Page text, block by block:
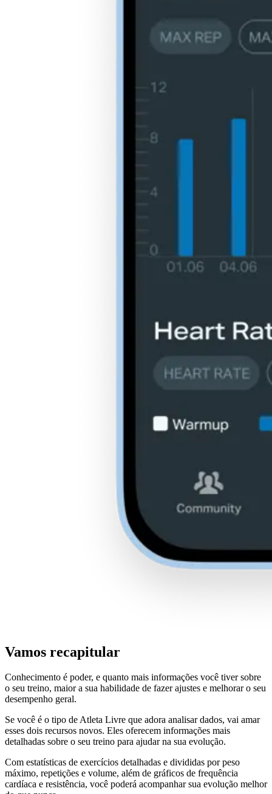
Vamos recapitular
Conhecimento é poder, e quanto mais informações você tiver sobre
o seu treino, maior a sua habilidade de fazer ajustes e melhorar o seu
desempenho geral.
Se você é o tipo de Atleta Livre que adora analisar dados, vai amar
esses dois recursos novos. Eles oferecem informações mais
detalhadas sobre o seu treino para ajudar na sua evolução.
Com estatísticas de exercícios detalhadas e divididas por peso
máximo, repetições e volume, além de gráficos de frequência
cardíaca e resistência, você poderá acompanhar sua evolução melhor